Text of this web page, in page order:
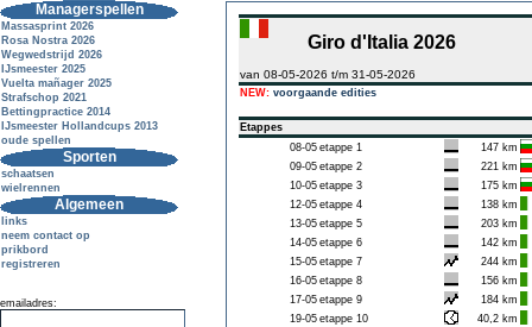
Managerspellen
Massasprint 2026
Rosa Nostra 2026
Wegwedstrijd 2026
IJsmeester 2025
Vuelta mañager 2025
Strafschop 2021
Bettingpractice 2014
IJsmeester Hollandcups 2013
oude spellen
Sporten
schaatsen
wielrennen
Algemeen
links
neem contact op
prikbord
registreren
emailadres:
Giro d'Italia 2026
van 08-05-2026 t/m 31-05-2026
NEW: voorgaande edities
Etappes
08-05 etappe 1
147 km
09-05 etappe 2
221 km
10-05 etappe 3
175 km
12-05 etappe 4
138 km
13-05 etappe 5
203 km
14-05 etappe 6
142 km
15-05 etappe 7
244 km
16-05 etappe 8
156 km
17-05 etappe 9
184 km
19-05 etappe 10
40,2 km